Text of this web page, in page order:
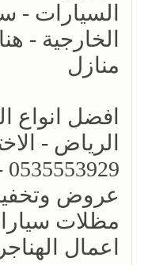
السيارات -
الخارجية -
منازل
افضل انواع
الرياض -
عروض
مظلات
اعمال الهناجر